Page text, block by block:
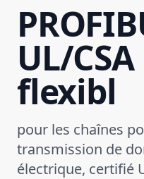
UL/
flexibl
pour les chaînes
transmission de
électrique, certifié